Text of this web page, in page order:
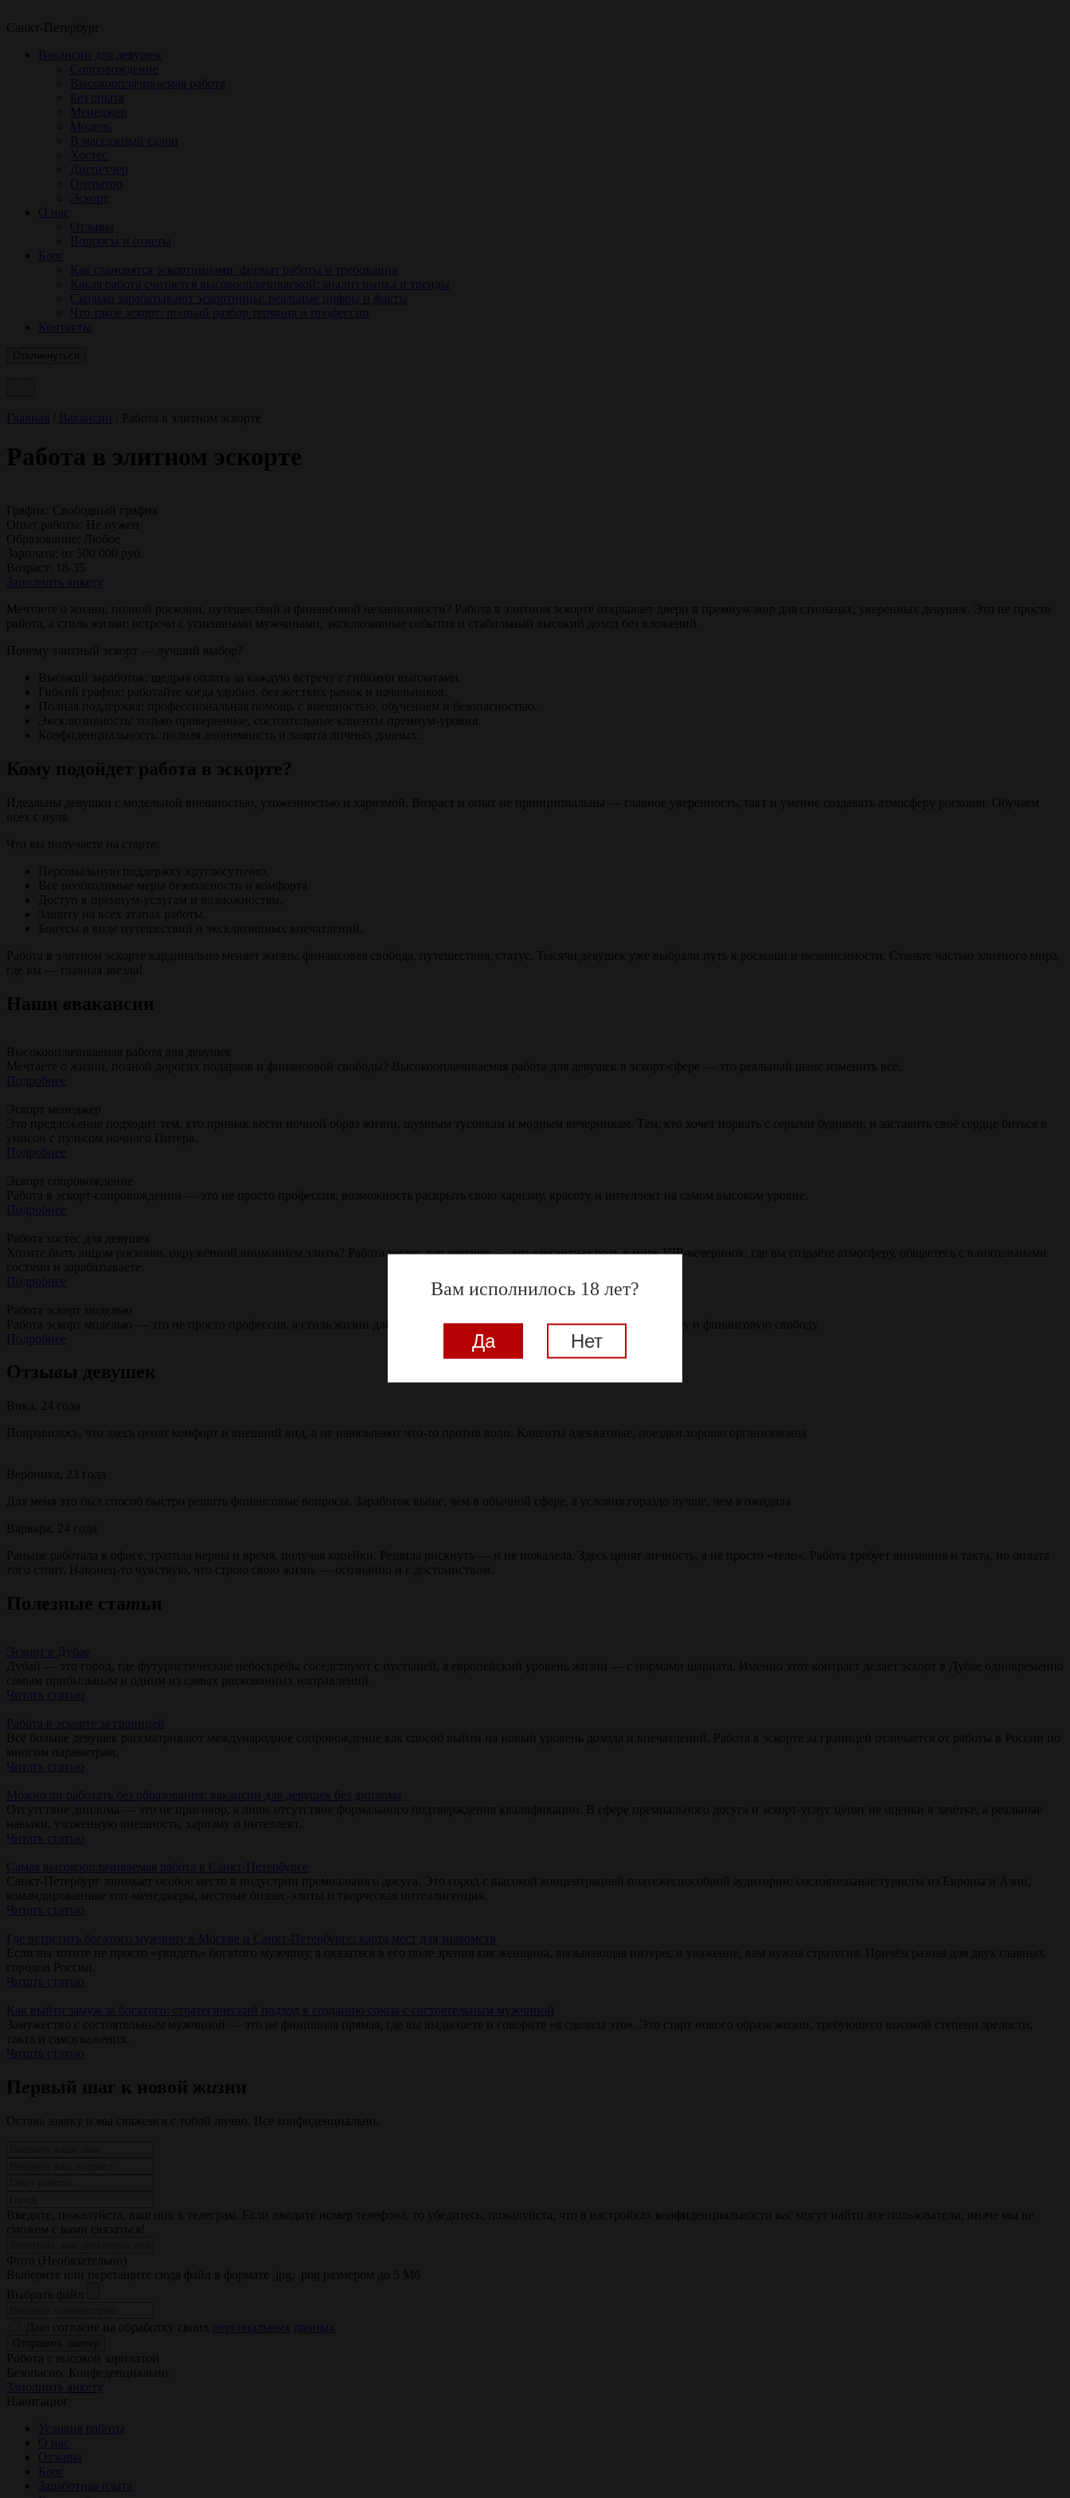
Санкт-Петербург
Вакансии для девушек
Сопровождение
Высокооплачиваемая работа
Без опыта
Менеджер
Модель
В массажный салон
Хостес
Диспетчер
Оператор
Эскорт
О нас
Отзывы
Вопросы и ответы
Блог
Как становятся эскортницами: формат работы и требования
Какая работа считается высокооплачиваемой: анализ рынка и тренды
Сколько зарабатывают эскортницы: реальные цифры и факты
Что такое эскорт: полный разбор термина и профессии
Контакты
Главная Вакансии Работа в элитном эскорте
Работа в элитном эскорте
График:
Свободный график
Опыт работы:
Не нужен
Образование:
Любое
Зарплата: от 500 000 руб.
Возраст:
18-35
Заполнить анкету
Мечтаете о жизни, полной роскоши, путешествий и финансовой независимости? Работа в элитном эскорте открывает двери в премиум-мир для стильных, уверенных девушек. Это не просто
работа, а стиль жизни: встречи с успешными мужчинами, эксклюзивные события и стабильный высокий доход без вложений.
Почему элитный эскорт — лучший выбор?
Высокий заработок: щедрая оплата за каждую встречу с гибкими выплатами.
Гибкий график: работайте когда удобно, без жестких рамок и начальников.
Полная поддержка: профессиональная помощь с внешностью, обучением и безопасностью.
Эксклюзивность: только проверенные, состоятельные клиенты премиум-уровня.
Конфиденциальность: полная анонимность и защита личных данных.
Кому подойдет работа в эскорте?
Идеальны девушки с модельной внешностью, ухоженностью и харизмой. Возраст и опыт не принципиальны — главное уверенность, такт и умение создавать атмосферу роскоши. Обучаем
всех с нуля.
Что вы получаете на старте:
Персональную поддержку круглосуточно.
Все необходимые меры безопасности и комфорта.
Доступ к премиум-услугам и возможностям.
Защиту на всех этапах работы.
Бонусы в виде путешествий и эксклюзивных впечатлений.
Работа в элитном эскорте кардинально меняет жизнь: финансовая свобода, путешествия, статус. Тысячи девушек уже выбрали путь к роскоши и независимости. Станьте частью элитного мира,
где вы — главная звезда!
Наши ввакансии
Высокооплачиваемая работа для девушек
Мечтаете о жизни, полной дорогих подарков и финансовой свободы? Высокооплачиваемая работа для девушек в эскорт-сфере — это реальный шанс изменить всё.
Подробнее
Эскорт менеджер
Это предложение подходит тем, кто привык вести ночной образ жизни, шумным тусовкам и модным вечеринкам. Тем, кто хочет порвать с серыми буднями, и заставить своё сердце биться в
унисон с пульсом ночного Питера.
Подробнее
Эскорт сопровождение
Работа в эскорт-сопровождении — это не просто профессия, возможность раскрыть свою харизму, красоту и интеллект на самом высоком уровне.
Подробнее
Работа хостес для девушек
Хотите быть лицом роскоши, окружённой вниманием элиты? Работа хостес для девушек — это элегантная роль в мире VIP-вечеринок, где вы создаёте атмосферу, общаетесь с влиятельными
гостями и зарабатываете.
Подробнее
Работа эскорт моделью
Работа эскорт моделью — это не просто профессия, а стиль жизни для уверенных женщин, ценящих независимость, красоту и финансовую свободу.
Подробнее
Отзывы девушек
Вика, 24 года
Понравилось, что здесь ценят комфорт и внешний вид, а не навязывают что-то против воли. Клиенты адекватные, поездки хорошо организованы
Вероника, 23 года
Для меня это был способ быстро решить финансовые вопросы. Заработок выше, чем в обычной сфере, а условия гораздо лучше, чем я ожидала
Варвара, 24 года
Раньше работала в офисе, тратила нервы и время, получая копейки. Решила рискнуть — и не пожалела. Здесь ценят личность, а не просто «тело». Работа требует внимания и такта, но оплата
того стоит. Наконец-то чувствую, что строю свою жизнь — осознанно и с достоинством.
Полезные статьи
Эскорт в Дубае
Дубай — это город, где футуристические небоскрёбы соседствуют с пустыней, а европейский уровень жизни — с нормами шариата. Именно этот контраст делает эскорт в Дубае одновременно
самым прибыльным и одним из самых рискованных направлений.
Читать статью
Работа в эскорте за границей
Всё больше девушек рассматривают международное сопровождение как способ выйти на новый уровень дохода и впечатлений. Работа в эскорте за границей отличается от работы в России по
многим параметрам.
Читать статью
Можно ли работать без образования: вакансии для девушек без диплома
Отсутствие диплома — это не приговор, а лишь отсутствие формального подтверждения квалификации. В сфере премиального досуга и эскорт-услуг ценят не оценки в зачётке, а реальные
навыки, ухоженную внешность, харизму и интеллект.
Читать статью
Самая высокооплачиваемая работа в Санкт-Петербурге
Санкт-Петербург занимает особое место в индустрии премиального досуга. Это город с высокой концентрацией платежеспособной аудитории: состоятельные туристы из Европы и Азии,
командированные топ-менеджеры, местные бизнес-элиты и творческая интеллигенция.
Читать статью
Где встретить богатого мужчину в Москве и Санкт-Петербурге: карта мест для знакомств
Если вы хотите не просто «увидеть» богатого мужчину, а оказаться в его поле зрения как женщина, вызывающая интерес и уважение, вам нужна стратегия. Причём разная для двух главных
городов России.
Читать статью
Как выйти замуж за богатого: стратегический подход к созданию союза с состоятельным мужчиной
Замужество с состоятельным мужчиной — это не финишная прямая, где вы выдыхаете и говорите «я сделала это». Это старт нового образа жизни, требующего высокой степени зрелости,
такта и самоуважения.
Читать статью
Первый шаг к новой жизни
Оставь заявку и мы свяжемся с тобой лично. Всё конфиденциально.
Введите, пожалуйста, ваш ник в телеграм. Если вводите номер телефона, то убедитесь, пожалуйста, что в настройках конфиденциальности вас могут найти все пользователи, иначе мы не
сможем с вами связаться!
Фото (Необязательно)
Выберите или перетащите сюда файл
в формате .jpg, .png размером до 5 Мб
Выбрать файл
Даю согласие на обработку своих персональных данных
Работа с в ысокой зарплат о й
Безопасно. Конфеденциально.
Заполнить анкету
Навигация
Условия работы
О нас
Отзывы
Блог
Заработная плата
Вам исполнилось 18 лет?
Да Нет